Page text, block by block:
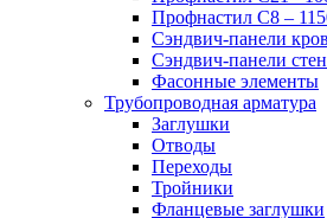
Профнастил С8 –
Сэндвич-панели
Сэндвич-панели
Фасонные элементы
Трубопроводная арматура
Заглушки
Отводы
Переходы
Тройники
Фланцевые заглушки